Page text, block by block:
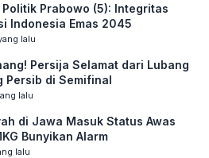
Prabowo (5): Integritas
Indonesia Emas 2045
lalu
Persija Selamat dari Lubang
Persib di Semifinal
lalu
di Jawa Masuk Status Awas
Bunyikan Alarm
lalu